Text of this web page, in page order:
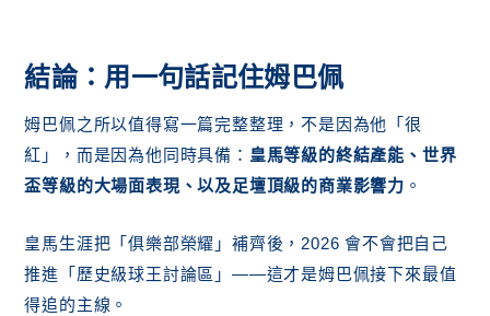
結論：用一句話記住姆巴佩
姆巴佩之所以值得寫一篇完整整理，不是因為他「很
紅」，而是因為他同時具備： 皇馬等級的終結產能、世界
盃等級的大場面表現、以及足壇頂級的商業影響力 。
皇馬生涯把「俱樂部榮耀」補齊後，2026 會不會把自己
推進「歷史級球王討論區」——這才是姆巴佩接下來最值
得追的主線。